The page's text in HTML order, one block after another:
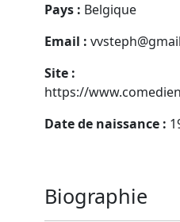
Pays : Belgique
Email :
Site :
https://
Date de naissance :
Biographie